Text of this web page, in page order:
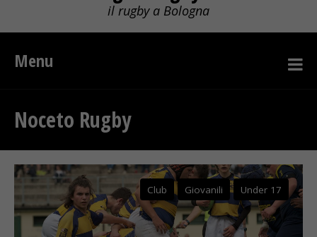
il rugby a Bologna
Menu
Noceto Rugby
Club Giovanili Under 17